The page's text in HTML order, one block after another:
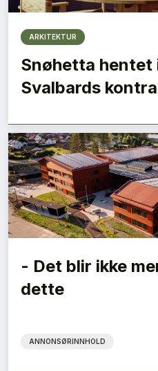
ARKITEKTUR
Snøhetta
Svalbards
- Det blir ikke
dette
ANNONSØRINNHOLD